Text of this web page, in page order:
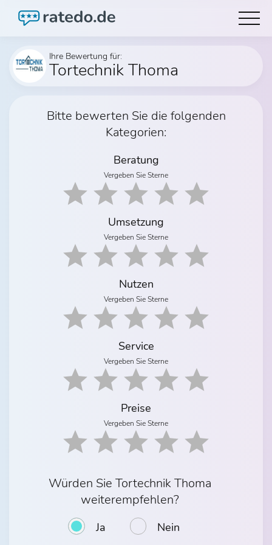
Ihre Bewertung für:
Tortechnik Thoma
Bitte bewerten Sie die folgenden
Kategorien:
Beratung
Vergeben Sie Sterne
Umsetzung
Vergeben Sie Sterne
Nutzen
Vergeben Sie Sterne
Service
Vergeben Sie Sterne
Preise
Vergeben Sie Sterne
Würden Sie Tortechnik Thoma
weiterempfehlen?
Ja Nein